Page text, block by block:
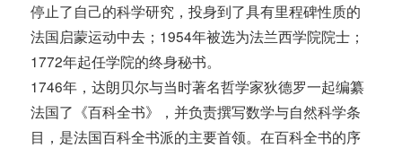
停止了自己的科学研究，投身到了具有里程碑性质的
法国启蒙运动中去；1954年被选为法兰西学院院士；
1772年起任学院的终身秘书。
1746年，达朗贝尔与当时著名哲学家狄德罗一起编纂
法国了《百科全书》，并负责撰写数学与自然科学条
目，是法国百科全书派的主要首领。在百科全书的序